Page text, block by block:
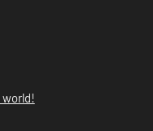
world!